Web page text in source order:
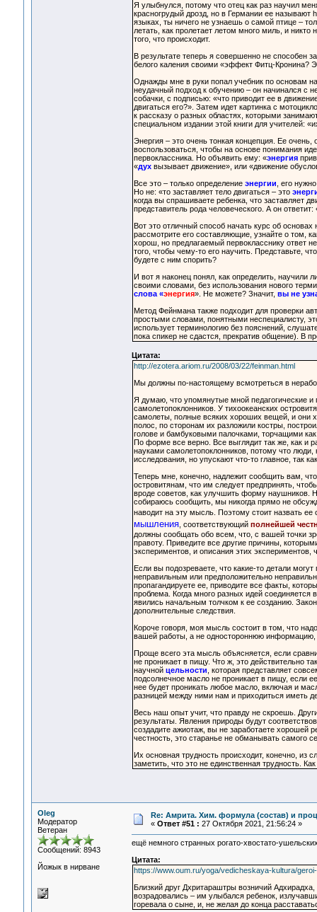
Я улыбнулся, потому что отец как раз научил
красногрудый дрозд, но в Германии ее называют
языках, ты ничего не узнаешь о самой птице –
летать, как пролетает летом много миль, и
того, что происходит.
В результате теперь я совершенно не способен
белого каления своими «эффект Фитц-Кронина?
Однажды мне в руки попал учебник по основам
неудачный подход к обучению – он начинался с
собачки, с подписью: «что приводит ее в
двигаться его?». Затем идет картинка с
к рассказу о разных областях, которыми
специальном издании этой книги для учителей:
Энергия – это очень тонкая концепция. Ее
воспользоваться, чтобы на основе понимания
первоклассника. Но объявить ему: «энергия
«духвызывает движение», или «движение
Все это – только определение энергии , его
Но не: «то заставляет тело двигаться – это
когда вы спрашиваете ребенка, что заставляет
представитель рода человеческого. А он
Вот это отличный способ начать курс об
рассмотрите его составляющие, узнайте о том,
хорош, но предлагаемый первокласснику ответ
того, чтобы чему-то его научить. Представьте,
будете с ним спорить?
И вот я наконец понял, как определить, научили
своими словами, без использования нового
слова «энергия». Не можете? Значит, вы не
Метод Фейнмана также подходит для проверки
простыми словами, понятными неспециалисту,
использует терминологию без пояснений,
пока спикер не сдастся, прекратив общение). В
Цитата:
http://ezotera.ariom.ru/2008/03/22/feinman.html
Мы должны по-настоящему всмотреться в
Я думаю, что упомянутые мной педагогические и
самолетопоклонников. У тихоокеанских
самолеты, полные всяких хороших вещей, и они
полос, по сторонам их разложили костры,
голове и бамбуковыми палочками, торчащими
По форме все верно. Все выглядит так же, как и
науками самолетопоклонников, потому что
исследования, но упускают что-то главное, так
Теперь мне, конечно, надлежит сообщить вам,
островитянам, что им следует предпринять,
вроде советов, как улучшить форму наушников.
собираюсь сообщить, мы никогда прямо не
наводит на эту мысль. Поэтому стоит назвать
мышления, соответствующий полнейшей
должны сообщать обо всем, что, с вашей точки
правоту. Приведите все другие причины,
экспериментов, и описания этих экспериментов,
Если вы подозреваете, что какие-то детали
неправильным или предположительно
пропагандируете ее, приводите все факты,
проблема. Когда много разных идей соединяется
явились начальным толчком к ее созданию.
дополнительные следствия.
Короче говоря, моя мысль состоит в том, что
вашей работы, а не одностороннюю
Проще всего эта мысль объясняется, если
не проникает в пищу. Что ж, это действительно
научной цельности , которая представляет
подсолнечное масло не проникает в пищу, если
нее будет проникать любое масло, включая и
разницей между ними нам и приходиться иметь
Весь наш опыт учит, что правду не скроешь.
результаты. Явления природы будут
создадите ажиотаж, вы не заработаете хорошей
честность, это старанье не обманывать самого
Их основная трудность происходит, конечно, из
заметить, что это не единственная трудность.
Oleg
Модератор
Ветеран
Сообщений: 8943
Йожык в нирване
Re: Амрита. Хим. формула (состав) и
« Ответ #51 : 27 Октября 2021, 21:56:24 »
ещё немного странных рогато-хвостато-
Цитата:
https://www.oum.ru/yoga/vedicheskaya-kultura/
Близкий друг Дхритараштры возничий
возрадовались – им улыбался ребенок,
горевала о сыне, и, не желая до конца